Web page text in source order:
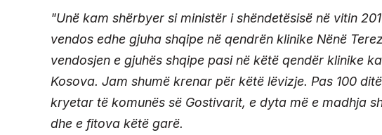
"Unë kam shërbyer si ministër i shëndetësisë në vitin
vendos edhe gjuha shqipe në qendrën klinike Nënë
vendosjen e gjuhës shqipe pasi në këtë qendër klinike
Kosova. Jam shumë krenar për këtë lëvizje. Pas 100
kryetar të komunës së Gostivarit, e dyta më e madhja
dhe e fitova këtë garë.